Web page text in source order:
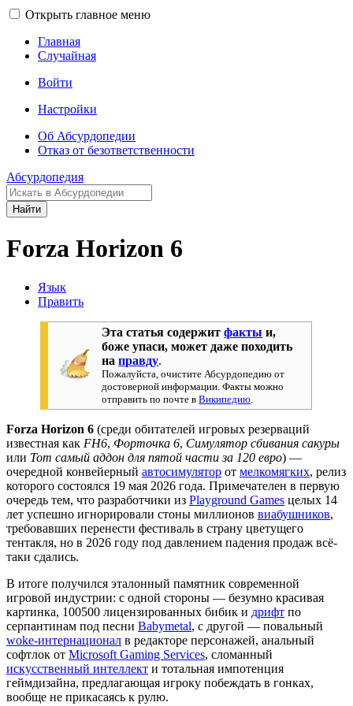
Открыть главное меню
Главная
Случайная
Войти
Настройки
Об Абсурдопедии
Отказ от безответственности
Абсурдопедия
Найти
Forza Horizon 6
Язык
Править
Эта статья содержитфакты и,
боже упаси, может даже походить
направду.
Пожалуйста, очистите Абсурдопедию от
достоверной информации. Факты можно
отправить по почте вВикипедию
Forza Horizon 6 (среди обитателей игровых резерваций
известная как FH6, Форточка 6, Симулятор сбивания сакуры
или Тот самый аддон для пятой части за 120 евро) —
очередной конвейерный автосимулятор от мелкомягких, релиз
которого состоялся 19 мая 2026 года. Примечателен в первую
очередь тем, что разработчики из Playground Games целых 14
лет успешно игнорировали стоны миллионов виабушников,
требовавших перенести фестиваль в страну цветущего
тентакля, но в 2026 году под давлением падения продаж всё-
таки сдались.
В итоге получился эталонный памятник современной
игровой индустрии: с одной стороны — безумно красивая
картинка, 100500 лицензированных бибик и дрифт по
серпантинам под песни Babymetal, с другой — повальный
woke-интернационал в редакторе персонажей, анальный
софтлок от Microsoft Gaming Services, сломанный
искусственный интеллект и тотальная импотенция
геймдизайна, предлагающая игроку побеждать в гонках,
вообще не прикасаясь к рулю.